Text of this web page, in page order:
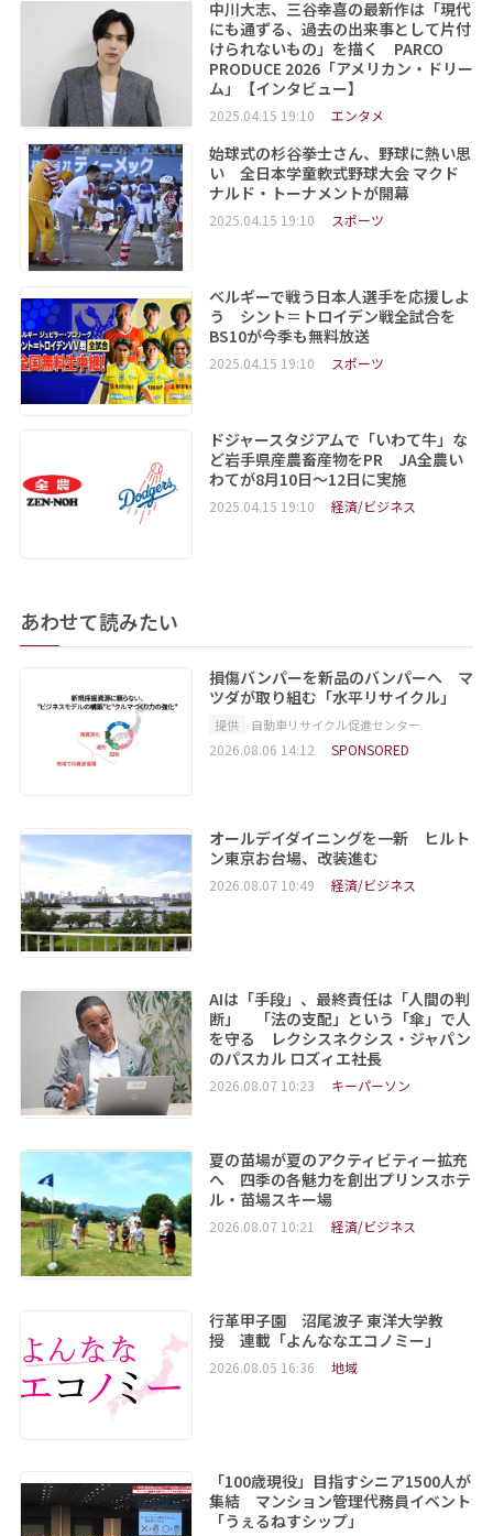
中川大志、三谷幸喜の最新作は「現代
にも通ずる、過去の出来事として片付
けられないもの」を描く PARCO
PRODUCE 2026「アメリカン・ドリー
ム」【インタビュー】
2025.04.15 19:10 エンタメ
始球式の杉谷拳士さん、野球に熱い思
い 全日本学童軟式野球大会 マクド
ナルド・トーナメントが開幕
2025.04.15 19:10 スポーツ
ベルギーで戦う日本人選手を応援しよ
う シント＝トロイデン戦全試合を
BS10が今季も無料放送
2025.04.15 19:10 スポーツ
ドジャースタジアムで「いわて牛」な
ど岩手県産農畜産物をPR JA全農い
わてが8月10日～12日に実施
2025.04.15 19:10 経済/ビジネス
あわせて読みたい
損傷バンパーを新品のバンパーへ マ
ツダが取り組む「水平リサイクル」
提供 自動車リサイクル促進センター
2026.08.06 14:12 SPONSORED
オールデイダイニングを一新 ヒルト
ン東京お台場、改装進む
2026.08.07 10:49 経済/ビジネス
AIは「手段」、最終責任は「人間の判
断」 「法の支配」という「傘」で人
を守る レクシスネクシス・ジャパン
のパスカル ロズィエ社長
2026.08.07 10:23 キーパーソン
夏の苗場が夏のアクティビティー拡充
へ 四季の各魅力を創出プリンスホテ
ル・苗場スキー場
2026.08.07 10:21 経済/ビジネス
行革甲子園 沼尾波子 東洋大学教
授 連載「よんななエコノミー」
2026.08.05 16:36 地域
「100歳現役」目指すシニア1500人が
集結 マンション管理代務員イベント
「うぇるねすシップ」